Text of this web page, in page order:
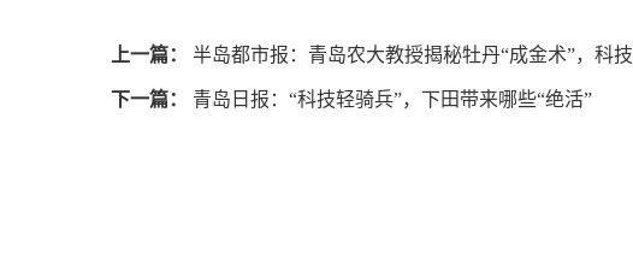
上一篇： 半岛都市报：青岛农大教授揭秘牡丹“成金术”，科
下一篇：
青岛日报：“科技轻骑兵”，下田带来哪些“绝活”